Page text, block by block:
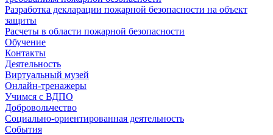
Разработка декларации пожарной безопасности на объект
защиты
Расчеты в области пожарной безопасности
Обучение
Контакты
Деятельность
Виртуальный музей
Онлайн-тренажеры
Учимся с ВДПО
Добровольчество
Социально-ориентированная деятельность
События